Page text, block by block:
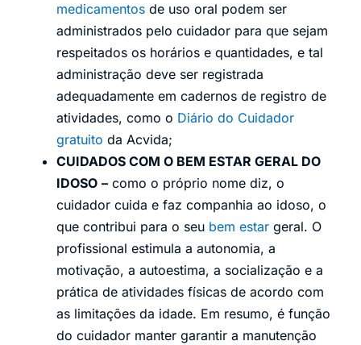
medicamentos de uso oral podem ser
administrados pelo cuidador para que sejam
respeitados os horários e quantidades, e tal
administração deve ser registrada
adequadamente em cadernos de registro de
atividades, como o Diário do Cuidador
gratuito da Acvida;
CUIDADOS COM O BEM ESTAR GERAL DO
IDOSO – como o próprio nome diz, o
cuidador cuida e faz companhia ao idoso, o
que contribui para o seu bem estar geral. O
profissional estimula a autonomia, a
motivação, a autoestima, a socialização e a
prática de atividades físicas de acordo com
as limitações da idade. Em resumo, é função
do cuidador manter garantir a manutenção